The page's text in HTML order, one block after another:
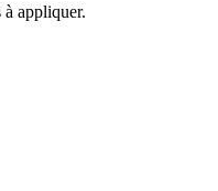
appliquer.